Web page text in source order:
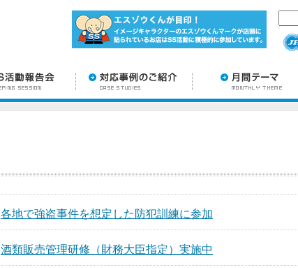
各地で強盗事件を想定した防犯訓練に参加
酒類販売管理研修（財務大臣指定）実施中